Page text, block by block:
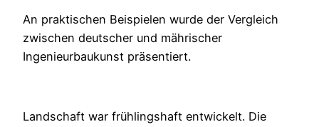
An praktischen Beispielen wurde der Vergleich
zwischen deutscher und mährischer
Ingenieurbaukunst präsentiert.
Landschaft war frühlingshaft entwickelt. Die